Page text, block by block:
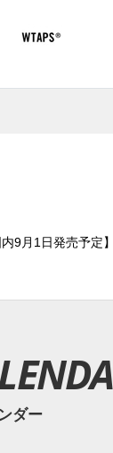
内9月1日発売予定
ダー